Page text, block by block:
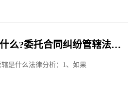
么?委托合同纠纷管辖法院
是什么法律分析：1、如果